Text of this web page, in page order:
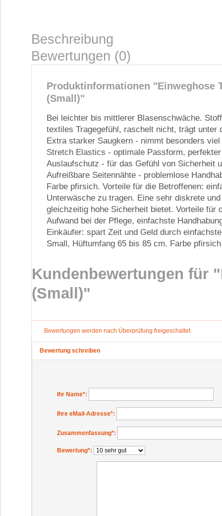
Beschreibung
Bewertungen (0)
Produktinformationen "Einweghose
(Small)"
Bei leichter bis mittlerer Blasenschwäche.
textiles Tragegefühl, raschelt nicht, trägt unter
Extra starker Saugkern - nimmt besonders
Stretch Elastics - optimale Passform,
Auslaufschutz - für das Gefühl von Sicherheit
Aufreißbare Seitennähte - problemlose
Farbe pfirsich. Vorteile für die Betroffenen:
Unterwäsche zu tragen. Eine sehr diskrete
gleichzeitig hohe Sicherheit bietet. Vorteile für
Aufwand bei der Pflege, einfachste
Einkäufer: spart Zeit und Geld durch
Small, Hüftumfang 65 bis 85 cm. Farbe
Kundenbewertungen für
(Small)"
Bewertungen werden nach Überprüfung freigeschaltet.
Bewertung schreiben
Ihr Name*:
Ihre eMail-Adresse*:
Zusammenfassung*:
Bewertung*: